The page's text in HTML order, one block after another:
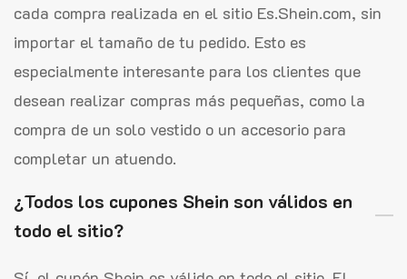
cada compra realizada en el sitio Es.Shein.com, sin
importar el tamaño de tu pedido. Esto es
especialmente interesante para los clientes que
desean realizar compras más pequeñas, como la
compra de un solo vestido o un accesorio para
completar un atuendo.
¿Todos los cupones Shein son válidos en
todo el sitio?